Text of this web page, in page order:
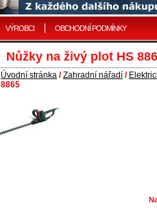
VÝROBCI OBCHODNÍ PODMÍNKY
Nůžky na živý plot HS
Úvodní stránka /Zahradní nářadí /
8865